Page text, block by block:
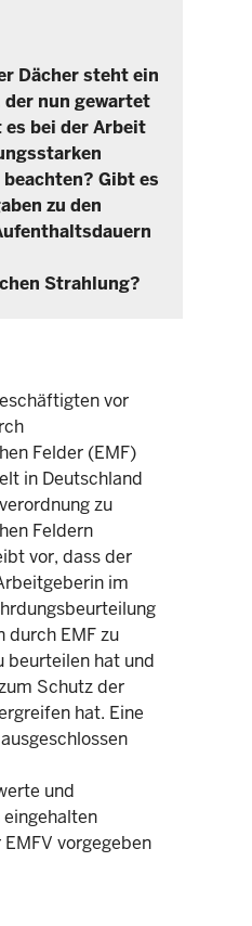
Dächer steht ein
nun gewartet
bei der Arbeit
Gibt es
zu den
Strahlung?
vor
Felder (EMF)
in Deutschland
zu
Feldern
vor, dass der
im
durch EMF zu
beurteilen hat und
Schutz der
hat. Eine
und
vorgegeben